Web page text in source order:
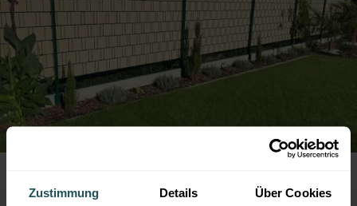
Zustimmung Details Über Cookies
● Farbe:Moosgrün
● mit Sichtschutz